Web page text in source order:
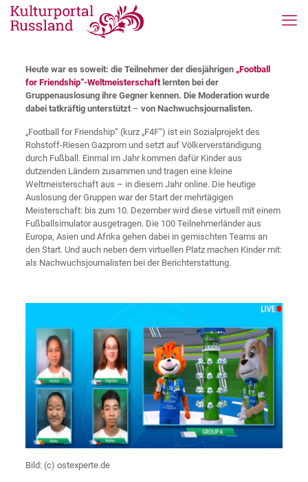
Heute war es soweit: die Teilnehmer der diesjährigen „Football
for Friendship“-Weltmeisterschaftlernten bei der
Gruppenauslosung ihre Gegner kennen. Die Moderation wurde
dabei tatkräftig unterstützt– von Nachwuchsjournalisten.
„Football for Friendship“ (kurz „F4F“) ist ein Sozialprojekt des
Rohstoff-Riesen Gazprom und setzt auf Völkerverständigung
durch Fußball. Einmal im Jahr kommen dafür Kinder aus
dutzenden Ländern zusammen und tragen eine kleine
Weltmeisterschaft aus – in diesem Jahr online. Die heutige
Auslosung der Gruppen war der Start der mehrtägigen
Meisterschaft: bis zum 10. Dezember wird diese virtuell mit einem
Fußballsimulator ausgetragen. Die 100 Teilnehmerländer aus
Europa, Asien und Afrika gehen dabei in gemischten Teams an
den Start. Und auch neben dem virtuellen Platz machen Kinder mit:
als Nachwuchsjournalisten bei der Berichterstattung.
Bild: (c) ostexperte.de